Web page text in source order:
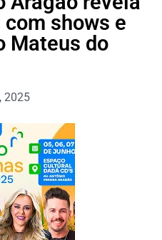
shows e
Mateus do
2025